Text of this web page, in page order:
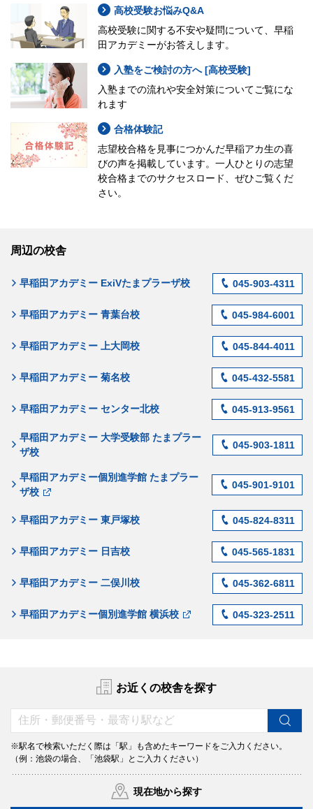
高校受験お悩みQ&A
高校受験に関する不安や疑問について、早稲
田アカデミーがお答えします。
入塾をご検討の方へ [高校受験]
入塾までの流れや安全対策についてご覧にな
れます
合格体験記
志望校合格を見事につかんだ早稲アカ生の喜
びの声を掲載しています。一人ひとりの志望
校合格までのサクセスロード、ぜひご覧くだ
さい。
周辺の校舎
早稲田アカデミー ExiVたまプラーザ校 045-903-4311
早稲田アカデミー 青葉台校 045-984-6001
早稲田アカデミー 上大岡校 045-844-4011
早稲田アカデミー 菊名校 045-432-5581
早稲田アカデミー センター北校 045-913-9561
早稲田アカデミー 大学受験部 たまプラー
ザ校
045-903-1811
早稲田アカデミー個別進学館 たまプラー
ザ校
045-901-9101
早稲田アカデミー 東戸塚校 045-824-8311
早稲田アカデミー 日吉校 045-565-1831
早稲田アカデミー 二俣川校 045-362-6811
早稲田アカデミー個別進学館 横浜校 045-323-2511
お近くの校舎を探す
※駅名で検索いただく際は「駅」も含めたキーワードをご入力ください。
（例：池袋の場合、「池袋駅」とご入力ください）
現在地から探す